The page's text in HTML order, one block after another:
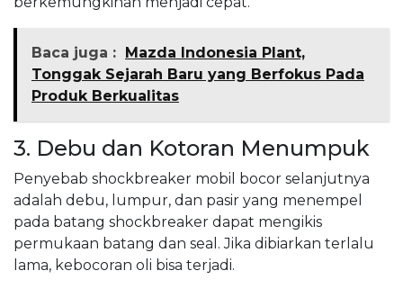
Baca juga :
Mazda Indonesia Plant,
Tonggak Sejarah Baru yang Berfokus Pada
Produk Berkualitas
3. Debu dan Kotoran Menumpuk
Penyebab shockbreaker mobil bocor selanjutnya
adalah debu, lumpur, dan pasir yang menempel
pada batang shockbreaker dapat mengikis
permukaan batang dan seal. Jika dibiarkan terlalu
lama, kebocoran oli bisa terjadi.